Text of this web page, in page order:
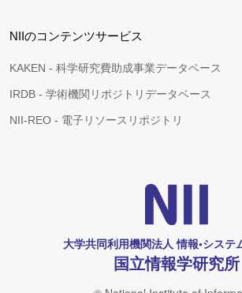
NIIのコンテンツサービス
KAKEN - 科学研究費助成事業データベース
IRDB - 学術機関リポジトリデータベース
NII-REO - 電子リソースリポジトリ
大学共同利用機関法人 情報•システ
国立情報学研究所